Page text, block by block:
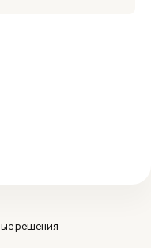
решения